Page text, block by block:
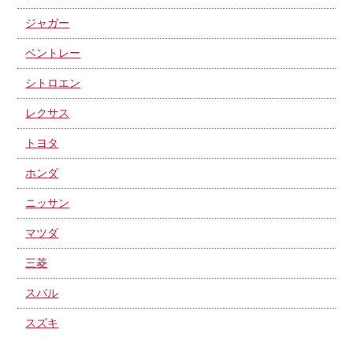
ジャガー
ベントレー
シトロエン
レクサス
トヨタ
ホンダ
ニッサン
マツダ
三菱
スバル
スズキ